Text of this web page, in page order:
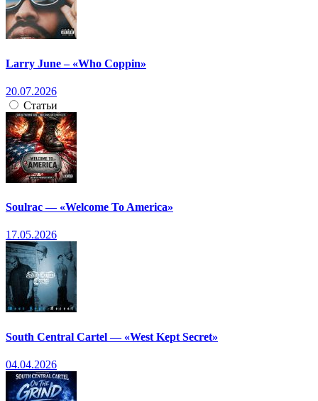
Larry June – «Who Coppin»
20.07.2026
Статьи
Soulrac — «Welcome To America»
17.05.2026
South Central Cartel — «West Kept Secret»
04.04.2026